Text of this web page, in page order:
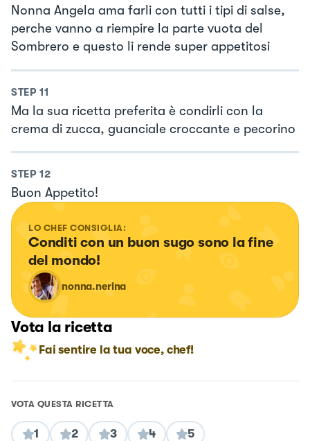
Nonna Angela ama farli con tutti i tipi di salse,
perche vanno a riempire la parte vuota del
Sombrero e questo li rende super appetitosi
STEP 11
Ma la sua ricetta preferita è condirli con la
crema di zucca, guanciale croccante e pecorino
STEP 12
Buon Appetito!
LO CHEF CONSIGLIA:
Conditi con un buon sugo sono la fine
del mondo!
nonna.nerina
Vota la ricetta
Fai sentire la tua voce, chef!
VOTA QUESTA RICETTA
1 2 3 4 5